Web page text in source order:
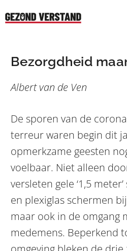
Bezorgdheid
Albert van de Ven
De sporen van de
terreur waren begin dit
opmerkzame geesten
voelbaar. Niet alleen
versleten gele ‘1,5
en plexiglas schermen bij
maar ook in de omgang
medemens. Beperkend